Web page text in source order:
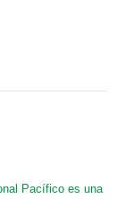
Pacífico es una